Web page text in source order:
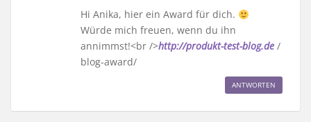
Hi Anika, hier ein Award für dich.
Würde mich freuen, wenn du ihn
annimmst!<br />http://produkt-test-blog.de /
blog-award/
ANTWORTEN